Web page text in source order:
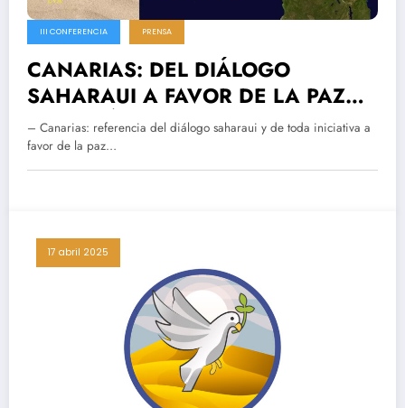
III CONFERENCIA PRENSA
CANARIAS: DEL DIÁLOGO
SAHARAUI A FAVOR DE LA PAZ
EN EL SÁHARA
– Canarias: referencia del diálogo saharaui y de toda iniciativa a
favor de la paz…
17 abril 2025